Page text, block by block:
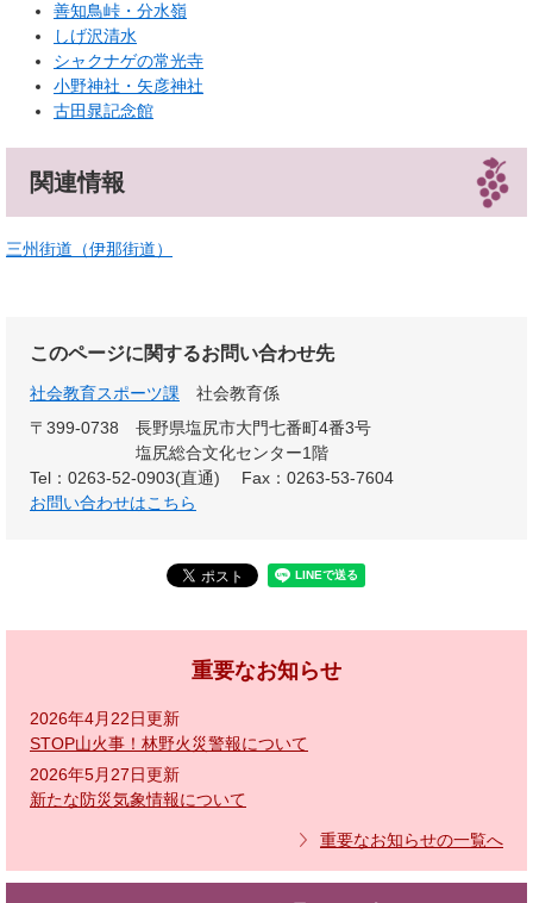
善知鳥峠・分水嶺
しげ沢清水
シャクナゲの常光寺
小野神社・矢彦神社
古田晁記念館
関連情報
三州街道（伊那街道）
このページに関するお問い合わせ先
社会教育スポーツ課
社会教育係
〒399-0738
長野県塩尻市大門七番町4番3号
塩尻総合文化センター1階
Tel：0263-52-0903(直通)
Fax：0263-53-7604
お問い合わせはこちら
重要なお知らせ
2026年4月22日更新
STOP山火事！林野火災警報について
2026年5月27日更新
新たな防災気象情報について
重要なお知らせの一覧へ